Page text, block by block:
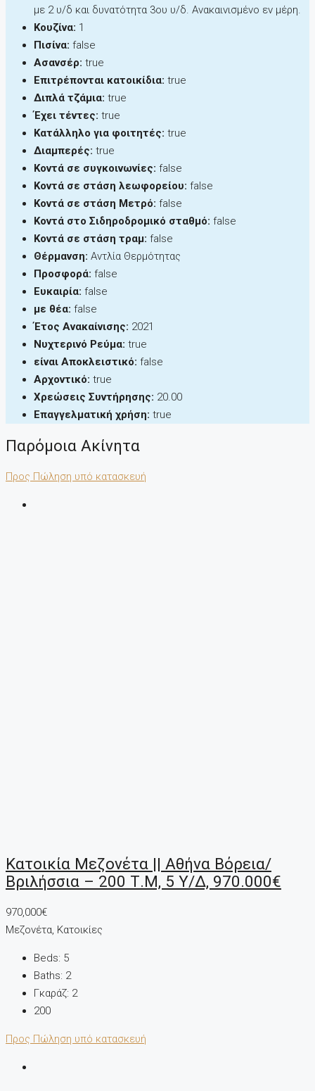
με 2 υ/δ και δυνατότητα 3ου υ/δ. Ανακαινισμένο εν μέρη.
Κουζίνα: 1
Πισίνα: false
Ασανσέρ: true
Επιτρέπονται κατοικίδια: true
Διπλά τζάμια: true
Έχει τέντες: true
Κατάλληλο για φοιτητές: true
Διαμπερές: true
Κοντά σε συγκοινωνίες: false
Κοντά σε στάση λεωφορείου: false
Κοντά σε στάση Μετρό: false
Κοντά στο Σιδηροδρομικό σταθμό: false
Κοντά σε στάση τραμ: false
Θέρμανση: Αντλία Θερμότητας
Προσφορά: false
Ευκαιρία: false
με θέα: false
Έτος Ανακαίνισης: 2021
Νυχτερινό Ρεύμα: true
είναι Αποκλειστικό: false
Αρχοντικό: true
Χρεώσεις Συντήρησης: 20.00
Επαγγελματική χρήση: true
Παρόμοια Ακίνητα
Προς Πώληση υπό κατασκευή
Κατοικία Μεζονέτα || Αθήνα Βόρεια/
Βριλήσσια – 200 Τ.μ, 5 Υ/Δ, 970.000€
970,000€
Μεζονέτα, Κατοικίες
Beds: 5
Baths: 2
Γκαράζ: 2
200
Προς Πώληση υπό κατασκευή